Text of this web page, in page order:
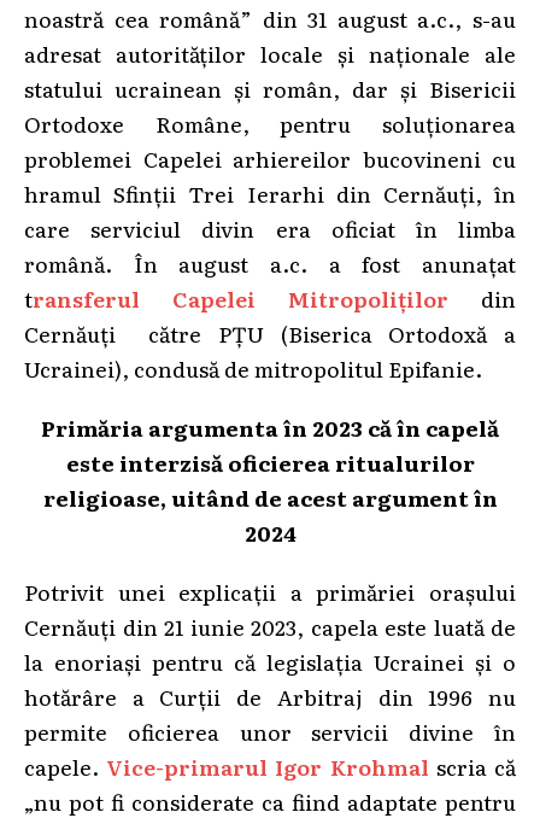
noastră cea română” din 31 august a.c., s-au
adresat autorităților locale și naționale ale
statului ucrainean și român, dar și Bisericii
Ortodoxe Române, pentru soluționarea
problemei Capelei arhiereilor bucovineni cu
hramul Sfinții Trei Ierarhi din Cernăuți, în
care serviciul divin era oficiat în limba
română. În august a.c. a fost anunațat
transferul Capelei Mitropoliților din
Cernăuți către PȚU (Biserica Ortodoxă a
Ucrainei), condusă de mitropolitul Epifanie.
Primăria argumenta în 2023 că în capelă
este interzisă oficierea ritualurilor
religioase, uitând de acest argument în
2024
Potrivit unei explicații a primăriei orașului
Cernăuți din 21 iunie 2023, capela este luată de
la enoriași pentru că legislația Ucrainei și o
hotărâre a Curții de Arbitraj din 1996 nu
permite oficierea unor servicii divine în
capele. Vice-primarul Igor Krohmal scria că
„nu pot fi considerate ca fiind adaptate pentru